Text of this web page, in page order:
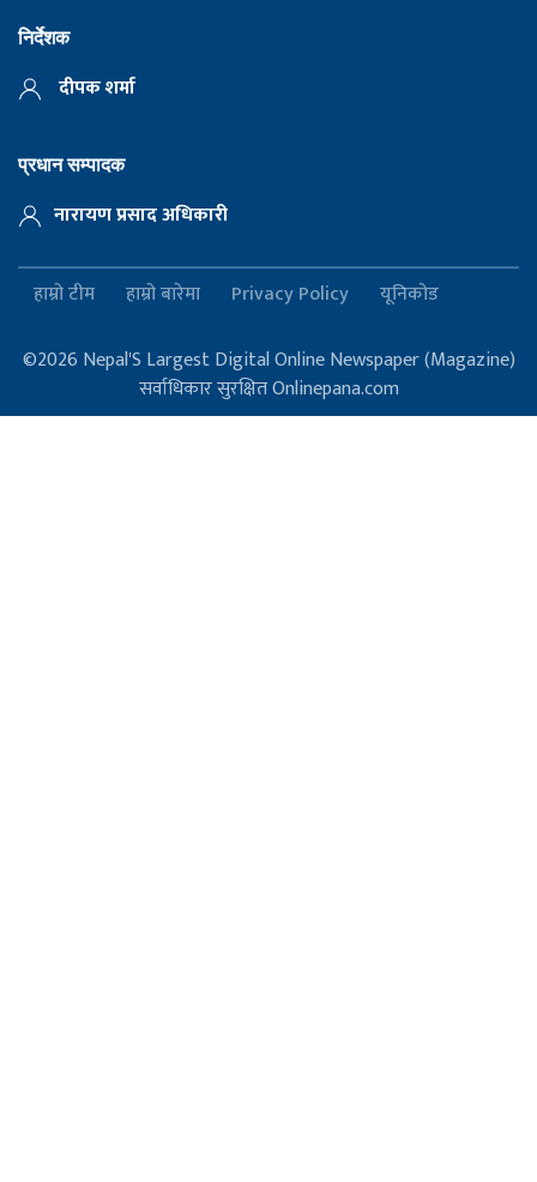
निर्देशक
दीपक शर्मा
प्रधान सम्पादक
नारायण प्रसाद अधिकारी
हाम्रो टीम हाम्रो बारेमा Privacy Policy यूनिकोड
©2026 Nepal'S Largest Digital Online Newspaper (Magazine)
सर्वाधिकार सुरक्षित Onlinepana.com